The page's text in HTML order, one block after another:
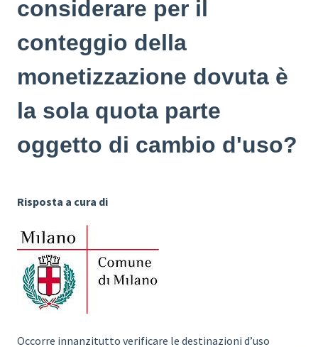
considerare per il
conteggio della
monetizzazione dovuta è
la sola quota parte
oggetto di cambio d'uso?
Risposta a cura di
Occorre innanzitutto verificare le destinazioni d’uso